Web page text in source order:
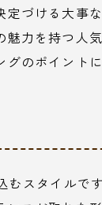
づける大事
力を持つ人
のポイント
スタイルで